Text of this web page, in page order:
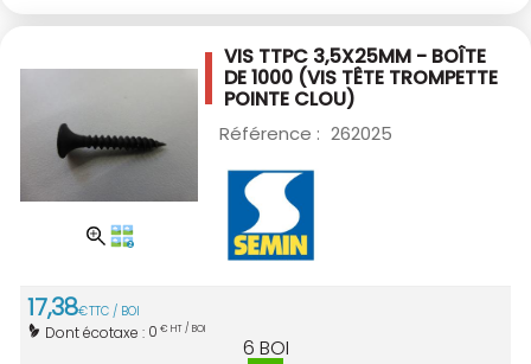
VIS TTPC 3,5X25MM - BOÎTE
DE 1000 (VIS TÊTE TROMPETTE
POINTE CLOU)
Référence : 262025
17,38€TTC / BOI
Dont écotaxe : 0 € HT / BOI
6 BOI